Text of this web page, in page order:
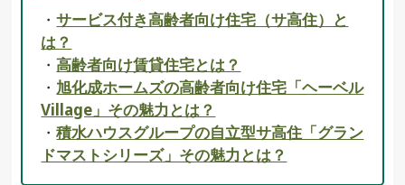
・サービス付き高齢者向け住宅（サ高住）と
は？
・高齢者向け賃貸住宅とは？
・ 旭化成ホームズの高齢者向け住宅「ヘーベル
Village」その魅力とは？
・積水ハウスグループの自立型サ高住「グラン
ドマストシリーズ」その魅力とは？